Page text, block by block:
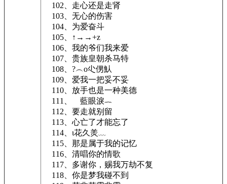
102、走心还是走肾
103、无心的伤害
104、为爱奋斗
105、↑→→+z
106、我的爷们我来爱
107、贵族皇朝杀马特
108、?︵o尐侽魜
109、爱我一把妥不妥
110、放手也是一种美德
111、ゞ藍眼淚︷
112、要走就别留
113、心亡了才能忘了
114、ι花久羙﹏
115、那是属于我的记忆
116、清唱你的情歌
117、多谢你，赐我万劫不复
118、你是梦我碰不到